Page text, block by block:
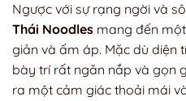
Ngược với sự rạng ngời và
Thái Noodles mang đến
giản và ấm áp. Mặc dù diện
bày trí rất ngăn nắp và gọn
ra một cảm giác thoải mái